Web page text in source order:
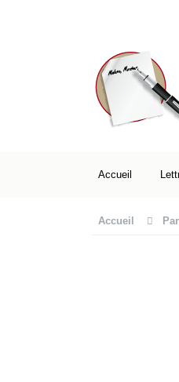
Accueil
Accueil